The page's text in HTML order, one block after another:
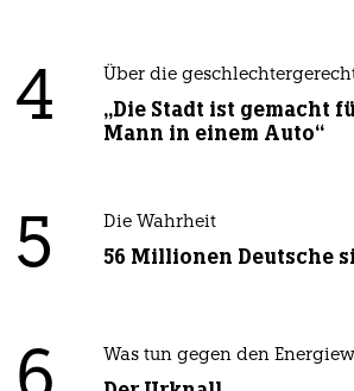
4 Über die
„Die Stadt ist gemacht
Mann in einem Auto“
5 Die Wahrheit
56 Millionen Deutsche
Was tun gegen den